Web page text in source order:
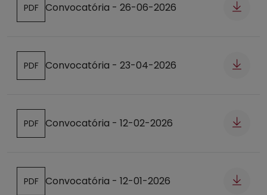
Abre num novo separador
PDF Convocatória - 26-06-2026
Abre num novo separador
PDF Convocatória - 23-04-2026
Abre num novo separador
PDF Convocatória - 12-02-2026
Abre num novo separador
PDF Convocatória - 12-01-2026